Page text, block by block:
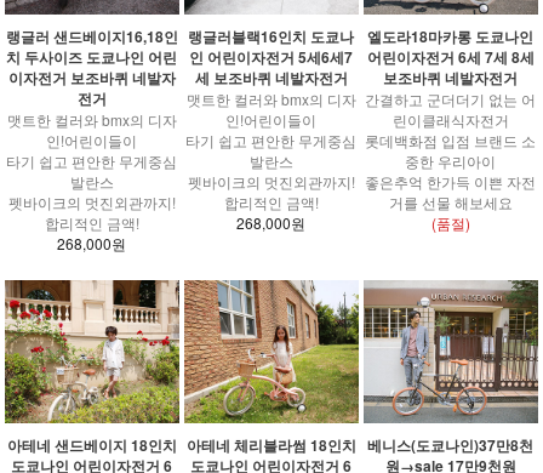
랭글러 샌드베이지16,18인
치 두사이즈 도쿄나인 어린
이자전거 보조바퀴 네발자
전거
맷트한 컬러와 bmx의 디자
인!어린이들이
타기 쉽고 편안한 무게중심
발란스
펫바이크의 멋진외관까지!
합리적인 금액!
268,000원
랭글러블랙16인치 도쿄나
인 어린이자전거 5세6세7
세 보조바퀴 네발자전거
맷트한 컬러와 bmx의 디자
인!어린이들이
타기 쉽고 편안한 무게중심
발란스
펫바이크의 멋진외관까지!
합리적인 금액!
268,000원
엘도라18마카롱 도쿄나인
어린이자전거 6세 7세 8세
보조바퀴 네발자전거
간결하고 군더더기 없는 어
린이클래식자전거
롯데백화점 입점 브랜드 소
중한 우리아이
좋은추억 한가득 이쁜 자전
거를 선물 해보세요
(품절)
아테네 샌드베이지 18인치
도쿄나인 어린이자전거 6
아테네 체리블라썸 18인치
도쿄나인 어린이자전거 6
베니스(도쿄나인)37만8천
원→sale 17만9천원